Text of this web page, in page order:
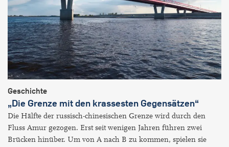
Geschichte
„Die Grenze mit den krassesten Gegensätzen“
Die Hälfte der russisch-chinesischen Grenze wird durch den
Fluss Amur gezogen. Erst seit wenigen Jahren führen zwei
Brücken hinüber. Um von A nach B zu kommen, spielen sie